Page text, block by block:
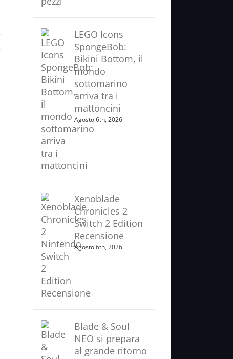
LEGO Icons
SpongeBob:
Bikini Bottom, il
mondo
sottomarino
arriva tra i
mattoncini
Agosto 6th, 2026
Xenoblade
Chronicles 2
Switch 2 Edition
Recensione
Agosto 6th, 2026
Blade & Soul
NEO si prepara
al grande ritorno